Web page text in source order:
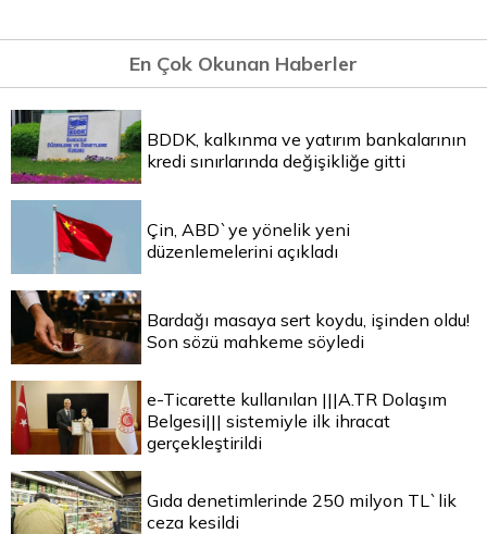
En Çok Okunan Haberler
BDDK, kalkınma ve yatırım bankalarının
kredi sınırlarında değişikliğe gitti
Çin, ABD`ye yönelik yeni
düzenlemelerini açıkladı
Bardağı masaya sert koydu, işinden oldu!
Son sözü mahkeme söyledi
e-Ticarette kullanılan |||A.TR Dolaşım
Belgesi||| sistemiyle ilk ihracat
gerçekleştirildi
Gıda denetimlerinde 250 milyon TL`lik
ceza kesildi